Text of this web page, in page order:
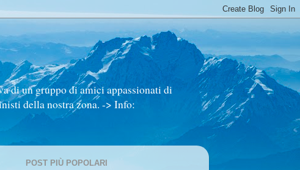
di un gruppo di amici appassionati di
della nostra zona. -> Info:
POST PIÙ POPOLARI